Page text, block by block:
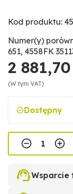
Kod produktu:
Numer(y)
651, 4558FK
2 881,70
(W tym VAT)
Dostępny
Wsparcie